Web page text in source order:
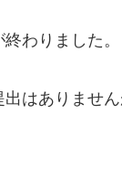
わりました。
出はありませ